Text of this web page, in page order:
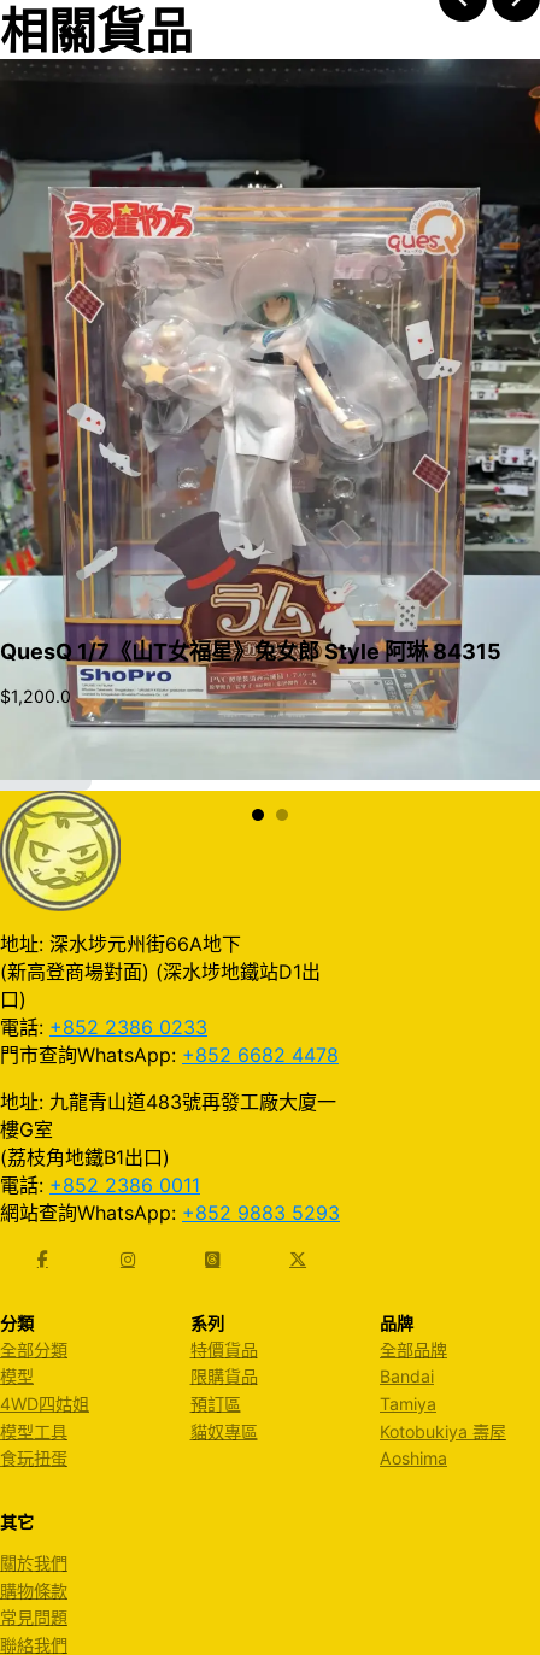
相關貨品
QuesQ 1/7《山T女福星》兔女郎 Style 阿琳 84315
$1,200.0
地址: 深水埗元州街66A地下
(新高登商場對面) (深水埗地鐵站D1出
口)
電話: +852 2386 0233
門市查詢WhatsApp: +852 6682 4478
地址: 九龍青山道483號再發工廠大廈一
樓G室
(荔枝角地鐵B1出口)
電話: +852 2386 0011
網站查詢WhatsApp: +852 9883 5293
分類
全部分類
模型
4WD四姑姐
模型工具
食玩扭蛋
系列
特價貨品
限購貨品
預訂區
貓奴專區
品牌
全部品牌
Bandai
Tamiya
Kotobukiya 壽屋
Aoshima
其它
關於我們
購物條款
常見問題
聯絡我們